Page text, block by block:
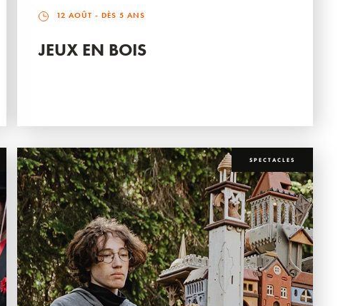
12 AOÛT - DÈS 5 ANS
JEUX EN BOIS
SPECTACLES